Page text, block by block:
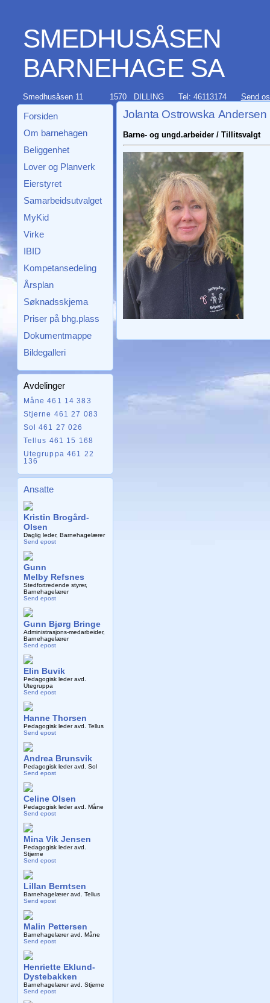
SMEDHUSÅSEN
BARNEHAGE SA
Smedhusåsen 11 1570 DILLING Tel: 46113174 Send
Forsiden
Om barnehagen
Beliggenhet
Lover og Planverk
Eierstyret
Samarbeidsutvalget
MyKid
Virke
IBID
Kompetansedeling
Årsplan
Søknadsskjema
Priser på bhg.plass
Dokumentmappe
Bildegalleri
Avdelinger
Måne 461 14 383
Stjerne 461 27 083
Sol 461 27 026
Tellus 461 15 168
Utegruppa 461 22
136
Ansatte
Kristin Brogård-
Olsen
Daglig leder, Barnehagelærer
Send epost
Gunn
Melby Refsnes
Stedfortredende styrer,
Barnehagelærer
Send epost
Gunn Bjørg Bringe
Administrasjons-medarbeider,
Barnehagelærer
Send epost
Elin Buvik
Pedagogisk leder avd.
Utegruppa
Send epost
Hanne Thorsen
Pedagogisk leder avd. Tellus
Send epost
Andrea Brunsvik
Pedagogisk leder avd. Sol
Send epost
Celine Olsen
Pedagogisk leder avd. Måne
Send epost
Mina Vik Jensen
Pedagogisk leder avd.
Stjerne
Send epost
Lillan Berntsen
Barnehagelærer avd. Tellus
Send epost
Malin Pettersen
Barnehagelærer avd. Måne
Send epost
Henriette Eklund-
Dystebakken
Barnehagelærer avd. Stjerne
Send epost
Jolanta Ostrowska Andersen
Barne- og ungd.arbeider / Tillitsvalgt